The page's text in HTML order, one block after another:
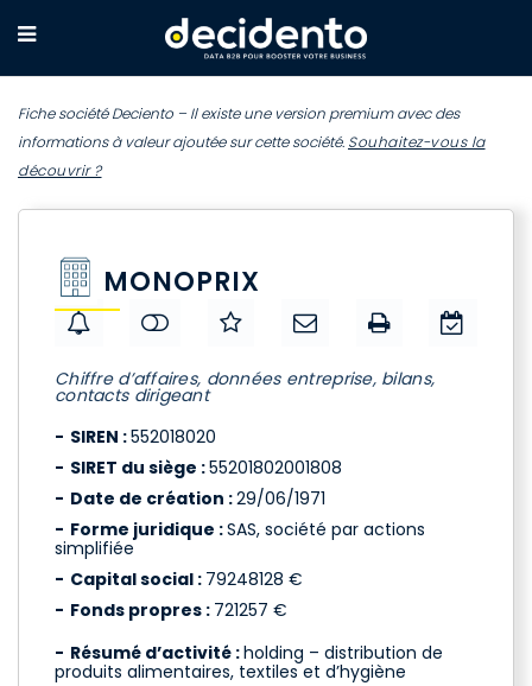
Fiche société Deciento – Il existe une version premium avec des
informations à valeur ajoutée sur cette société. Souhaitez-vous la
découvrir ?
MONOPRIX
Chiffre d’affaires, données entreprise, bilans,
contacts dirigeant
SIREN :552018020
SIRET du siège :55201802001808
Date de création :29/06/1971
Forme juridique :SAS, société par actions
simplifiée
Capital social : 79248128 €
Fonds propres : 721257 €
Résumé d’activité :holding – distribution de
produits alimentaires, textiles et d’hygiène